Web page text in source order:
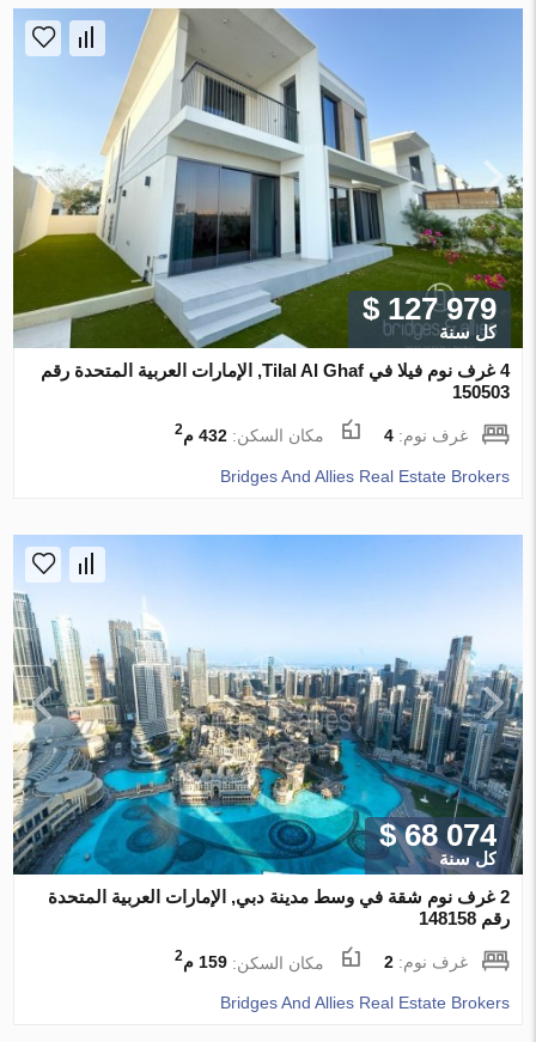
$ 127 979
كل سنة
4 غرف نوم فيلا في Tilal Al Ghaf, الإمارات العربية المتحدة رقم
150503
غرف نوم:4 مكان السكن:432 م 2
Bridges And Allies Real Estate Brokers
$ 68 074
كل سنة
2 غرف نوم شقة في وسط مدينة دبي, الإمارات العربية المتحدة
رقم 148158
غرف نوم:2 مكان السكن:159 م 2
Bridges And Allies Real Estate Brokers